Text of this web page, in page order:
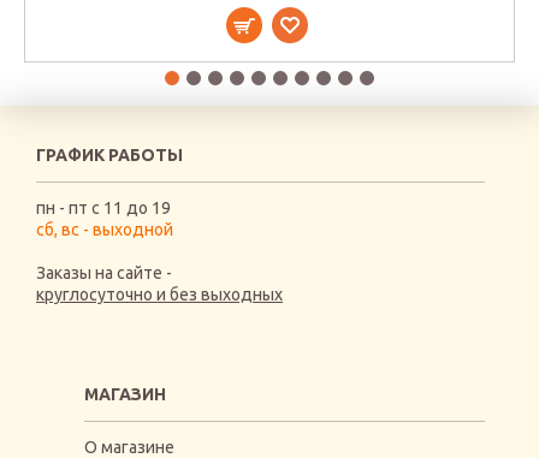
ГРАФИК РАБОТЫ
пн - пт с 11 до 19
сб, вс - выходной
Заказы на сайте -
круглосуточно и без выходных
МАГАЗИН
О магазине